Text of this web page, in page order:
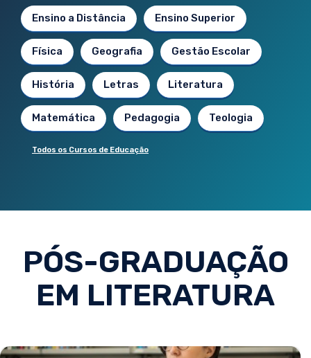
Ensino a Distância Ensino Superior
Física Geografia Gestão Escolar
História Letras Literatura
Matemática Pedagogia Teologia
Todos os Cursos de Educação
PÓS-GRADUAÇÃO
EM LITERATURA